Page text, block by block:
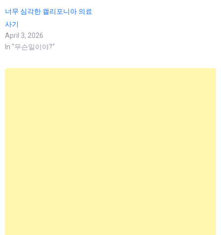
너무 심각한 캘리포니아 의료
사기
April 3, 2026
In "무슨일이야?"